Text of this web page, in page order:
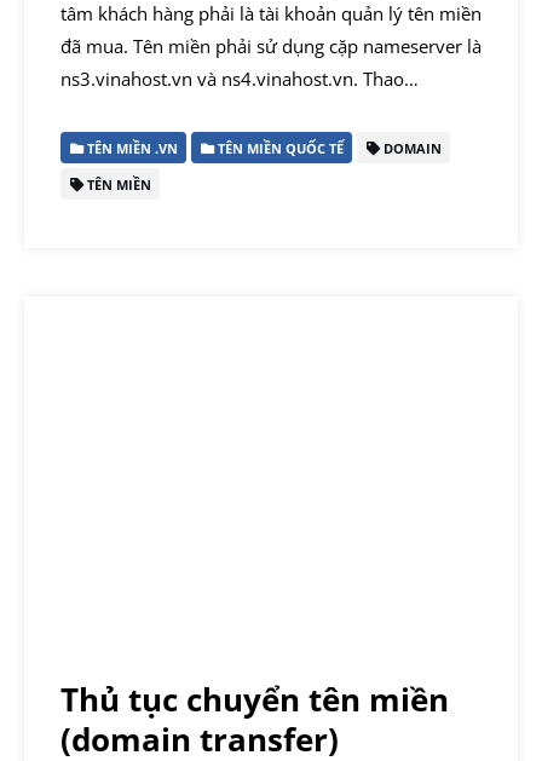
tâm khách hàng phải là tài khoản quản lý tên miền
đã mua. Tên miền phải sử dụng cặp nameserver là
ns3.vinahost.vn và ns4.vinahost.vn. Thao…
TÊN MIỀN .VN TÊN MIỀN QUỐC TẾ
DOMAIN
TÊN MIỀN
Thủ tục chuyển tên miền
(domain transfer)